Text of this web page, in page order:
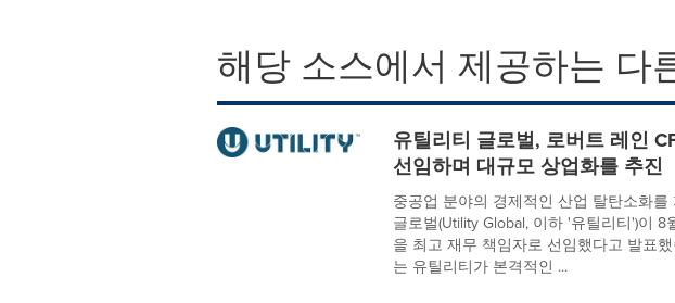
해당 소스에서 제공하는 다
유틸리티 글로벌, 로버트 레인
선임하며 대규모 상업화를 추진
중공업 분야의 경제적인 산업 탈탄소화
글로벌(Utility Global, 이하 '유틸리티')이 8
을 최고 재무 책임자로 선임했다고 발표
는 유틸리티가 본격적인 ...